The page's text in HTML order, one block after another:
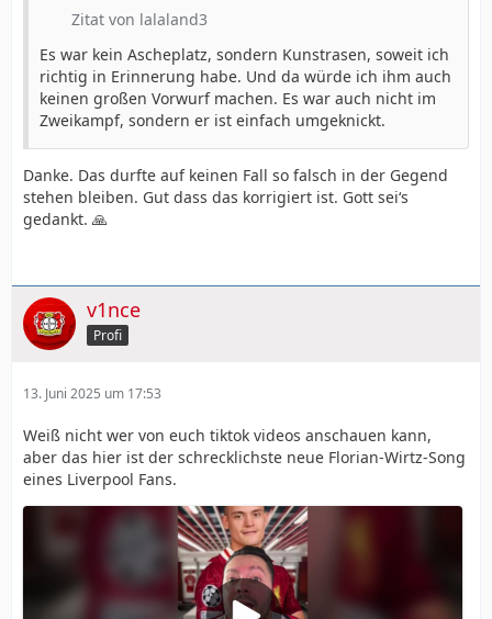
Zitat von lalaland3
Es war kein Ascheplatz, sondern Kunstrasen, soweit ich
richtig in Erinnerung habe. Und da würde ich ihm auch
keinen großen Vorwurf machen. Es war auch nicht im
Zweikampf, sondern er ist einfach umgeknickt.
Danke. Das durfte auf keinen Fall so falsch in der Gegend
stehen bleiben. Gut dass das korrigiert ist. Gott sei‘s
gedankt. 🙏
v1nce
Profi
13. Juni 2025 um 17:53
Weiß nicht wer von euch tiktok videos anschauen kann,
aber das hier ist der schrecklichste neue Florian-Wirtz-Song
eines Liverpool Fans.